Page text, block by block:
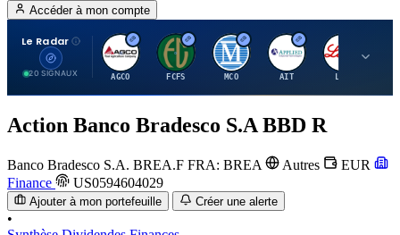
Accéder à mon compte
Le Radar
20 SIGNAUX
A
AGCO
F
FCFS
M
MCO
A
AIT
Action Banco Bradesco S.A BBD R
Banco Bradesco S.A. BREA.F FRA: BREA Autres
EUR
Finance
US0594604029
Ajouter à mon portefeuille Créer une alerte
•